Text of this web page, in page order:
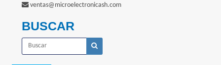
ventas@microelectronicash.com
BUSCAR